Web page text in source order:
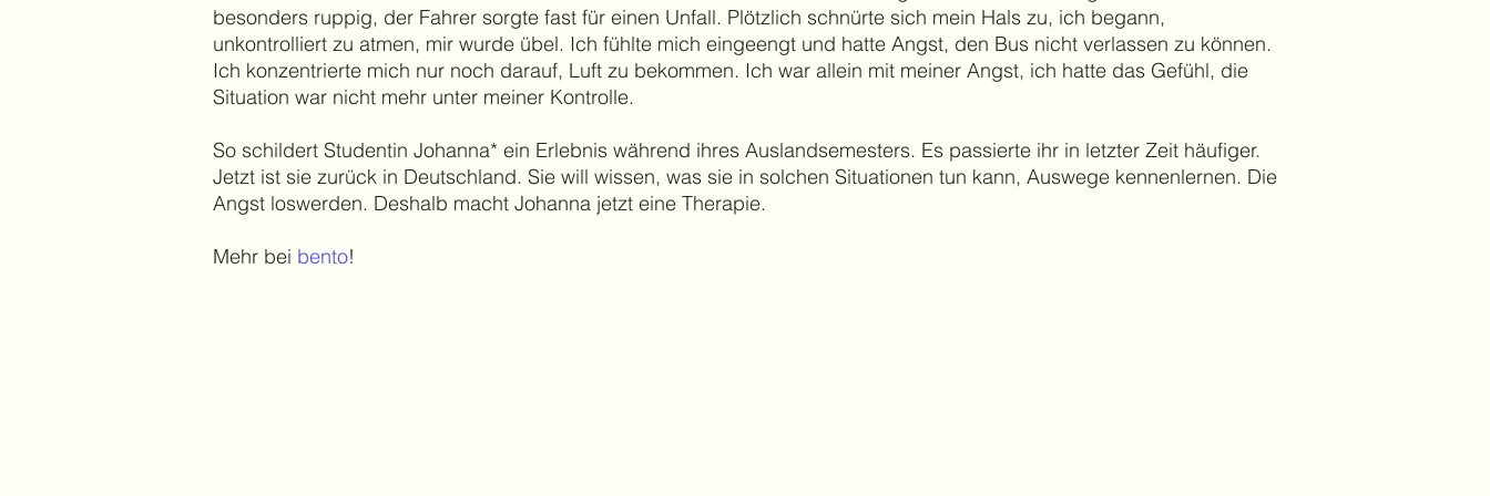
besonders ruppig, der Fahrer sorgte fast für einen Unfall. Plötzlich schnürte sich mein Hals zu, ich begann,
unkontrolliert zu atmen, mir wurde übel. Ich fühlte mich eingeengt und hatte Angst, den Bus nicht verlassen zu können.
Ich konzentrierte mich nur noch darauf, Luft zu bekommen. Ich war allein mit meiner Angst, ich hatte das Gefühl, die
Situation war nicht mehr unter meiner Kontrolle.
So schildert Studentin Johanna* ein Erlebnis während ihres Auslandsemesters. Es passierte ihr in letzter Zeit häufiger.
Jetzt ist sie zurück in Deutschland. Sie will wissen, was sie in solchen Situationen tun kann, Auswege kennenlernen. Die
Angst loswerden. Deshalb macht Johanna jetzt eine Therapie.
Mehr bei bento!